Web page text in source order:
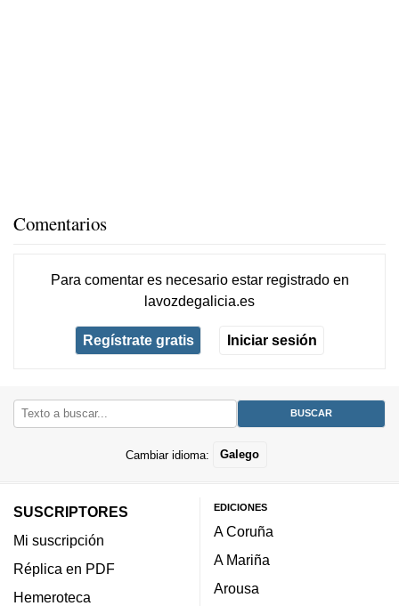
Comentarios
Para comentar es necesario estar registradoen
lavozdegalicia.es
Regístrate gratis Iniciar sesión
Cambiar idioma: Galego
SUSCRIPTORES
Mi suscripción
Réplica en PDF
Hemeroteca
EDICIONES
A Coruña
A Mariña
Arousa